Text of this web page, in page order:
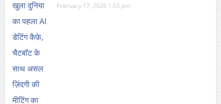
February 17, 2026 1:55 pm